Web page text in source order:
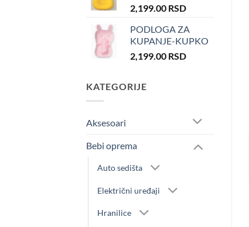
2,199.00 RSD
PODLOGA ZA
KUPANJE-KUPKO
2,199.00 RSD
KATEGORIJE
Aksesoari
Bebi oprema
Auto sedišta
Električni uređaji
Hranilice